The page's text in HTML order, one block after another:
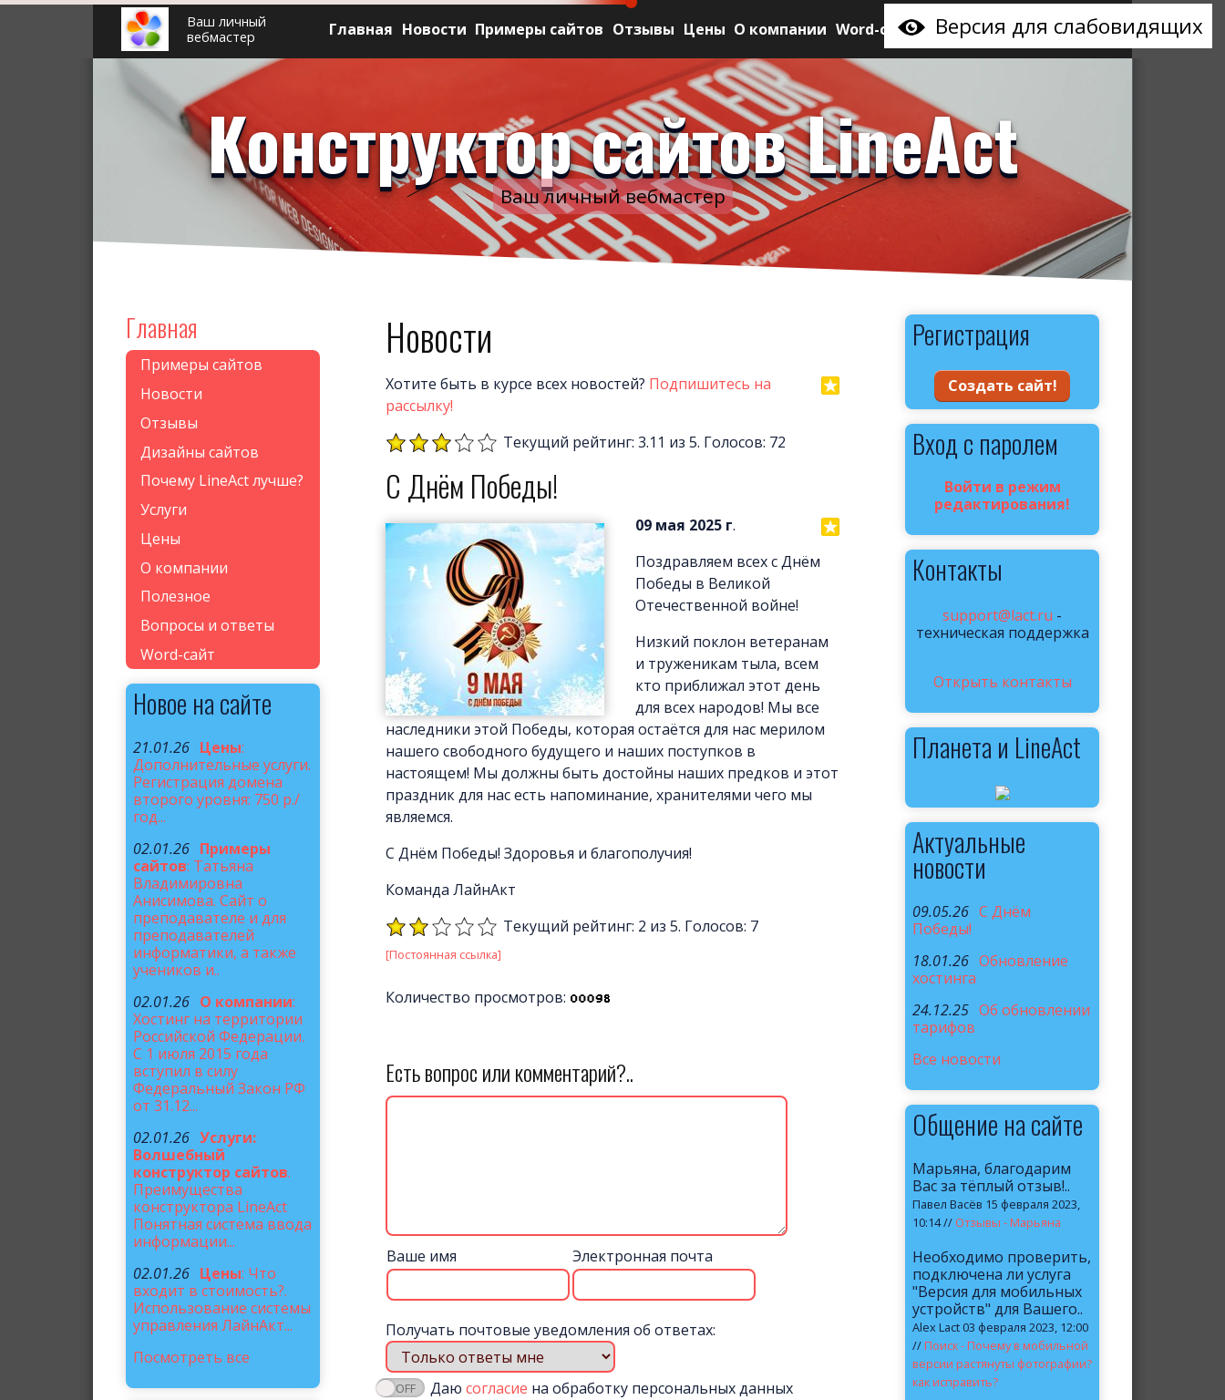
Версия для слабовидящих
Ваш личный
вебмастер
Главная Новости Примеры сайтов Отзывы Цены О компании Word-сайт
Конструктор сайтов LineAct
Ваш личный вебмастер
Главная
Примеры сайтов
Новости
Отзывы
Дизайны сайтов
Почему LineAct лучше?
Услуги
Цены
О компании
Полезное
Вопросы и ответы
Word-сайт
Новое на сайте
21.01.26 Цены:
Дополнительные услуги.
Регистрация домена
второго уровня: 750 р./
год...
02.01.26 Примеры
сайтов: Татьяна
Владимировна
Анисимова. Сайт о
преподавателе и для
преподавателей
информатики, а также
учеников и..
02.01.26 О компании:
Хостинг на территории
Российской Федерации.
С 1 июля 2015 года
вступил в силу
Федеральный Закон РФ
от 31.12...
02.01.26 Услуги:
Волшебный
конструктор сайтов.
Преимущества
конструктора LineAct
Понятная система ввода
информации...
02.01.26 Цены: Что
входит в стоимость?.
Использование системы
управления ЛайнАкт...
Посмотреть все
Новости
Хотите быть в курсе всех новостей? Подпишитесь на
рассылку!
Текущий рейтинг: 3.11 из 5. Голосов: 72
С Днём Победы!
09 мая 2025 г.
Поздравляем всех с Днём
Победы в Великой
Отечественной войне!
Низкий поклон ветеранам
и труженикам тыла, всем
кто приближал этот день
для всех народов! Мы все
наследники этой Победы, которая остаётся для нас мерилом
нашего свободного будущего и наших поступков в
настоящем! Мы должны быть достойны наших предков и этот
праздник для нас есть напоминание, хранителями чего мы
являемся.
С Днём Победы! Здоровья и благополучия!
Команда ЛайнАкт
Текущий рейтинг: 2 из 5. Голосов: 7
[Постоянная ссылка]
Количество просмотров:
Есть вопрос или комментарий?..
Ваше имя Электронная почта
Получать почтовые уведомления об ответах:
Даю согласие на обработку персональных данных
Регистрация
Вход с паролем
Войти в режим
редактирования!
Контакты
support@lact.ru -
техническая поддержка
Открыть контакты
Планета и LineAct
Актуальные
новости
09.05.26 C Днём
Победы!
18.01.26 Обновление
хостинга
24.12.25 Об обновлении
тарифов
Все новости
Общение на сайте
Марьяна, благодарим
Вас за тёплый отзыв!..
Павел Васёв 15 февраля 2023,
10:14 // Отзывы - Марьяна
Необходимо проверить,
подключена ли услуга
"Версия для мобильных
устройств" для Вашего..
Alex Lact 03 февраля 2023, 12:00
// Поиск - Почему в мобильной
версии растянуты фотографии?
как исправить?